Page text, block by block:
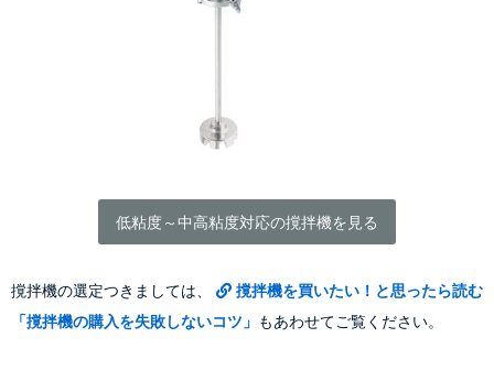
低粘度～中高粘度対応の撹拌機を見る
撹拌機の選定つきましては、
撹拌機を買いたい！と思ったら読む
「撹拌機の購入を失敗しないコツ」 もあわせてご覧ください。